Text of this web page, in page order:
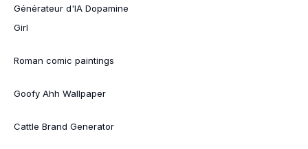
Générateur d'IA Dopamine
Girl
Roman comic paintings
Goofy Ahh Wallpaper
Cattle Brand Generator